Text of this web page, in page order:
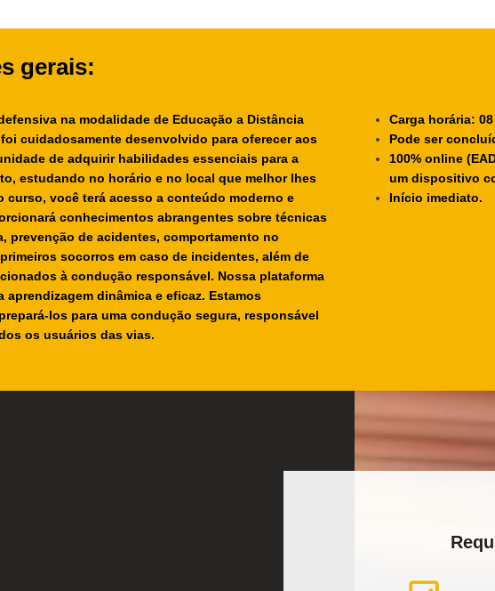
gerais:
na modalidade de Educação a Distância
cuidadosamente desenvolvido para oferecer aos
de adquirir habilidades essenciais para a
estudando no horário e no local que melhor lhes
curso, você terá acesso a conteúdo moderno e
conhecimentos abrangentes sobre técnicas
prevenção de acidentes, comportamento no
socorros em caso de incidentes, além de
à condução responsável. Nossa plataforma
aprendizagem dinâmica e eficaz. Estamos
los para uma condução segura, responsável
os usuários das vias.
Carga horária:
Pode ser
100% online
um dispositivo
Início imediato.